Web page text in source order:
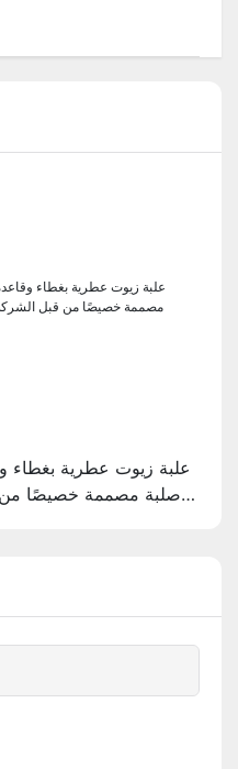
علبة زيوت عطرية بغطاء
صلبة مصممة خصيصًا